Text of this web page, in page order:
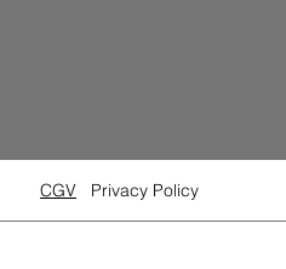
CGV Privacy Policy